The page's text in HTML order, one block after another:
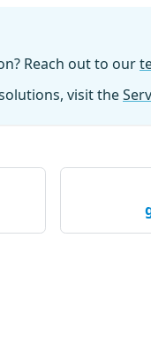
Reach out to our
visit the